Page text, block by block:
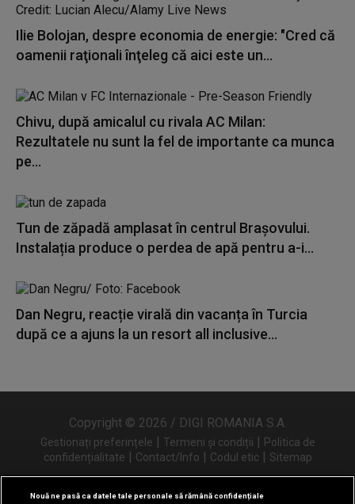
Ilie Bolojan, despre economia de energie: "Cred că
oamenii raţionali înţeleg că aici este un...
Chivu, după amicalul cu rivala AC Milan:
Rezultatele nu sunt la fel de importante ca munca
pe...
Tun de zăpadă amplasat în centrul Brașovului.
Instalația produce o perdea de apă pentru a-i...
Dan Negru, reacție virală din vacanța în Turcia
după ce a ajuns la un resort all inclusive...
Copyright © 2026 / DIGI ROMANIA S.A.
Gestionați preferințele | Termeni și condiții | Politica de
confidențialitate | Contact/Info | Codul etic | Sitemap
Nouă ne pasă ca datele tale personale să rămână confidențiale